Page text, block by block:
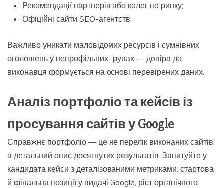
Рекомендації партнерів або колег по ринку;
Офіційні сайти SEO-агентств.
Важливо уникати маловідомих ресурсів і сумнівних
оголошень у непрофільних групах — довіра до
виконавця формується на основі перевірених даних.
Аналіз портфоліо та кейсів із
просування сайтів у Google
Справжнє портфоліо — це не перелік виконаних сайтів,
а детальний опис досягнутих результатів. Запитуйте у
кандидата кейси з деталізованими метриками: стартова
й фінальна позиції у видачі Google, ріст органічного